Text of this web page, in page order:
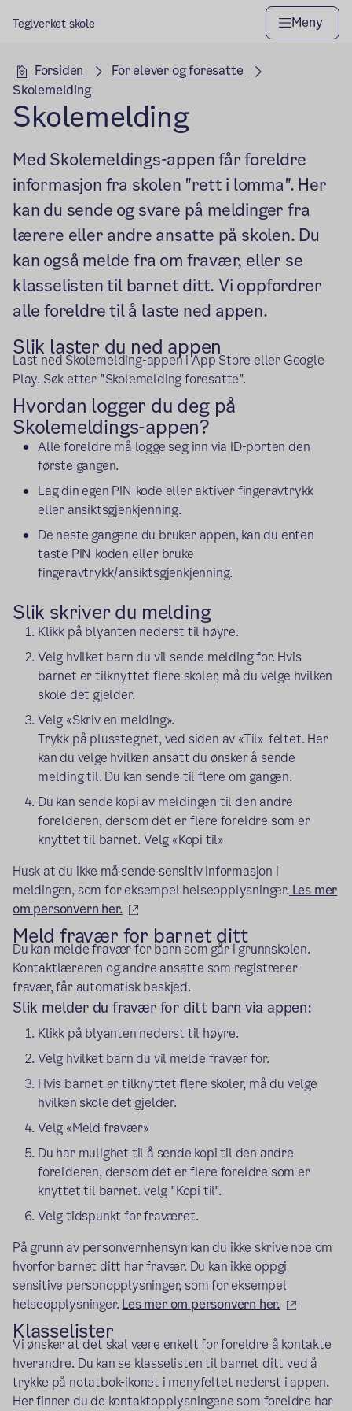
Teglverket skole Meny
Hovedseksjon
Forsiden
For elever og foresatte
Skolemelding
Skolemelding
Med Skolemeldings-appen får foreldre
informasjon fra skolen "rett i lomma". Her
kan du sende og svare på meldinger fra
lærere eller andre ansatte på skolen. Du
kan også melde fra om fravær, eller se
klasselisten til barnet ditt. Vi oppfordrer
alle foreldre til å laste ned appen.
Slik laster du ned appen
Last ned Skolemelding-appen i App Store eller Google
Play. Søk etter "Skolemelding foresatte".
Hvordan logger du deg på
Skolemeldings-appen?
Alle foreldre må logge seg inn via ID-porten den
første gangen.
Lag din egen PIN-kode eller aktiver fingeravtrykk
eller ansiktsgjenkjenning.
De neste gangene du bruker appen, kan du enten
taste PIN-koden eller bruke
fingeravtrykk/ansiktsgjenkjenning.
Slik skriver du melding
Klikk på blyanten nederst til høyre.
Velg hvilket barn du vil sende melding for. Hvis
barnet er tilknyttet flere skoler, må du velge hvilken
skole det gjelder.
Velg «Skriv en melding».
Trykk på plusstegnet, ved siden av «Til»-feltet. Her
kan du velge hvilken ansatt du ønsker å sende
melding til. Du kan sende til flere om gangen.
Du kan sende kopi av meldingen til den andre
forelderen, dersom det er flere foreldre som er
knyttet til barnet. Velg «Kopi til»
Husk at du ikke må sende sensitiv informasjon i
meldingen, som for eksempel helseopplysninger. Les mer
om personvern her.
(ekstern lenke)
Meld fravær for barnet ditt
Du kan melde fravær for barn som går i grunnskolen.
Kontaktlæreren og andre ansatte som registrerer
fravær, får automatisk beskjed.
Slik melder du fravær for ditt barn via appen:
Klikk på blyanten nederst til høyre.
Velg hvilket barn du vil melde fravær for.
Hvis barnet er tilknyttet flere skoler, må du velge
hvilken skole det gjelder.
Velg «Meld fravær»
Du har mulighet til å sende kopi til den andre
forelderen, dersom det er flere foreldre som er
knyttet til barnet. velg "Kopi til".
Velg tidspunkt for fraværet.
På grunn av personvernhensyn kan du ikke skrive noe om
hvorfor barnet ditt har fravær. Du kan ikke oppgi
sensitive personopplysninger, som for eksempel
helseopplysninger. Les mer om personvern her. (ekstern
Klasselister
Vi ønsker at det skal være enkelt for foreldre å kontakte
hverandre. Du kan se klasselisten til barnet ditt ved å
trykke på notatbok-ikonet i menyfeltet nederst i appen.
Her finner du de kontaktopplysningene som foreldre har